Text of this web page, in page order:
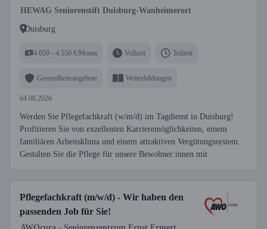
HEWAG Seniorenstift Duisburg-Wanheimerort
Duisburg
4.050 - 4.550 €/Monat Vollzeit Teilzeit
Gesundheitsangebote Weiterbildungen
04.08.2026
Werden Sie Pflegefachkraft (w/m/d) im Tagdienst in Duisburg!
Profitieren Sie von exzellenten Karrieremöglichkeiten, einem
familiären Arbeitsklima und einem attraktiven Vergütungssystem.
Gestalten Sie die Pflege für unsere Bewohner:innen mit.
Pflegefachkraft (m/w/d) - Wir haben den
passenden Job für Sie!